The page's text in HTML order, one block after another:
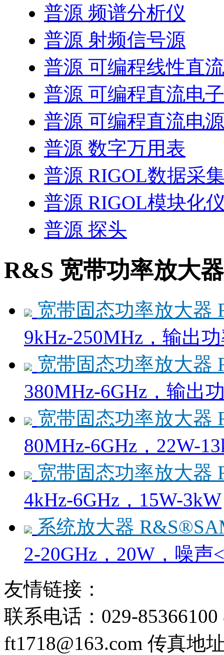
普源 频谱分析仪
普源 射频信号源
普源 可编程线性直
普源 可编程直流电
普源 可编程直流电源
普源 数字万用表
普源 RIGOL数据采
普源 RIGOL模块化
普源 探头
R&S 宽带功率放大器
宽带固态功率放大器
9kHz-250MHz，输出
宽带固态功率放大器
380MHz-6GHz，输出
宽带固态功率放大器
80MHz-6GHz，22W-
宽带固态功率放大器
4kHz-6GHz，15W-3kW
系统放大器
2-20GHz，20W，噪声
友情链接：
联系电话：029-85366100
ft1718@163.com 传真地